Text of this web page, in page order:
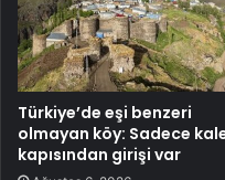
Türkiye’de eşi benzeri
olmayan köy: Sadece
kapısından girişi var